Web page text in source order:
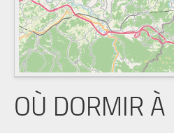
OÙ DORMIR À